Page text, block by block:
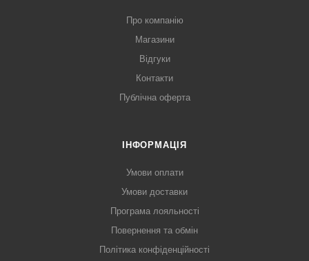
Про компанію
Магазини
Відгуки
Контакти
Публічна оферта
ІНФОРМАЦІЯ
Умови оплати
Умови доставки
Програма лояльності
Повернення та обмін
Політика конфіденційності